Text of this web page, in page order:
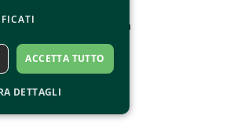
di accessibilità
ACCETTA TUTTO
DETTAGLI